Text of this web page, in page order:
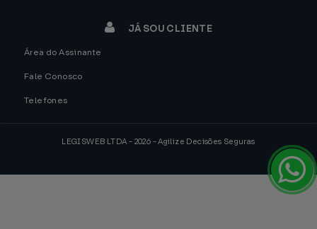
JÁ SOU CLIENTE
Área do Assinante
Fale Conosco
Telefones
LEGISWEB LTDA - 2026 - Agilize Decisões Seguras